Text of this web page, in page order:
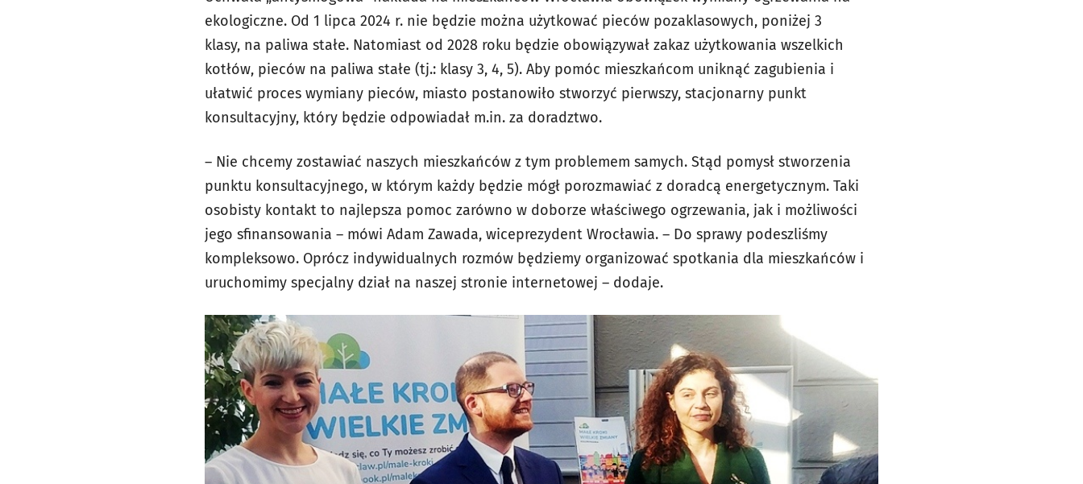
ekologiczne. Od 1 lipca 2024 r. nie będzie można użytkować pieców pozaklasowych, poniżej 3
klasy, na paliwa stałe. Natomiast od 2028 roku będzie obowiązywał zakaz użytkowania wszelkich
kotłów, pieców na paliwa stałe (tj.: klasy 3, 4, 5). Aby pomóc mieszkańcom uniknąć zagubienia i
ułatwić proces wymiany pieców, miasto postanowiło stworzyć pierwszy, stacjonarny punkt
konsultacyjny, który będzie odpowiadał m.in. za doradztwo.
– Nie chcemy zostawiać naszych mieszkańców z tym problemem samych. Stąd pomysł stworzenia
punktu konsultacyjnego, w którym każdy będzie mógł porozmawiać z doradcą energetycznym. Taki
osobisty kontakt to najlepsza pomoc zarówno w doborze właściwego ogrzewania, jak i możliwości
jego sfinansowania – mówi Adam Zawada, wiceprezydent Wrocławia. – Do sprawy podeszliśmy
kompleksowo. Oprócz indywidualnych rozmów będziemy organizować spotkania dla mieszkańców i
uruchomimy specjalny dział na naszej stronie internetowej – dodaje.